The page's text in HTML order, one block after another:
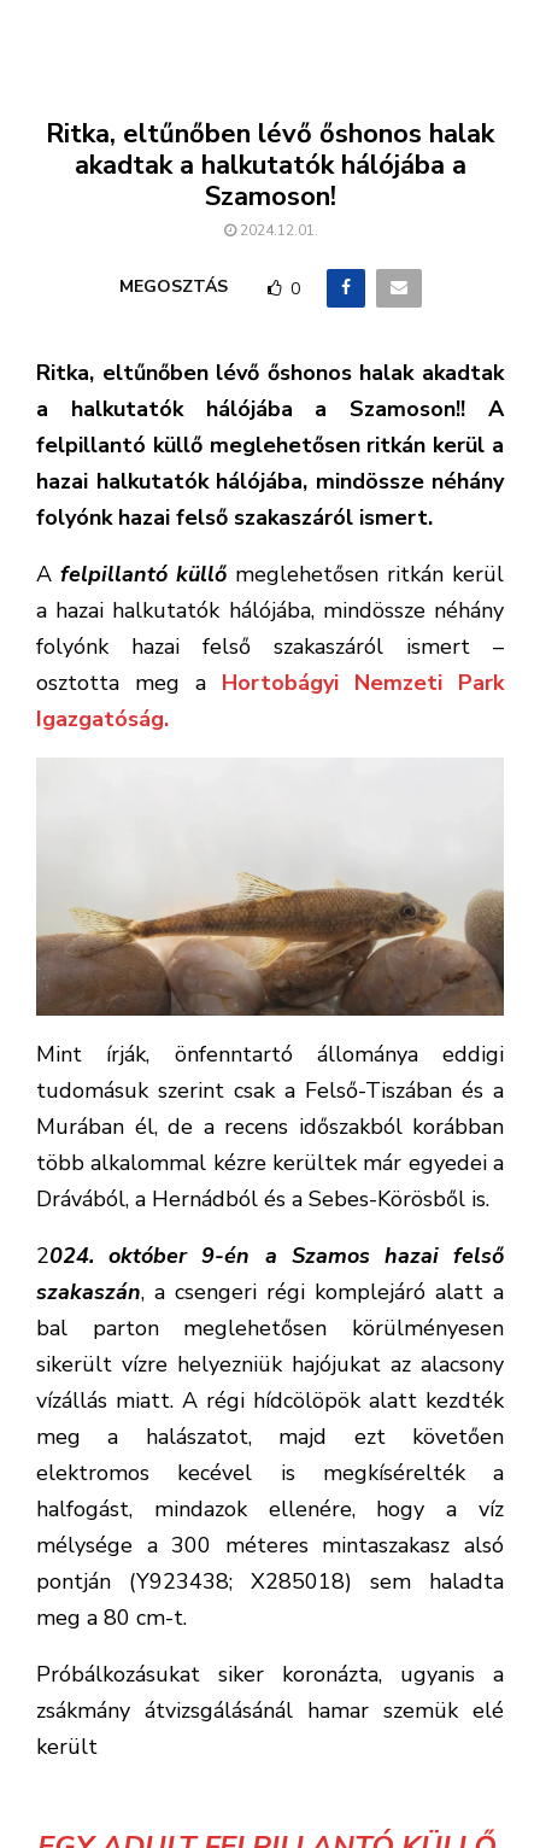
Ritka, eltűnőben lévő őshonos halak
akadtak a halkutatók hálójába a
Szamoson!
2024.12.01.
MEGOSZTÁS 0
Ritka, eltűnőben lévő őshonos halak akadtak
a halkutatók hálójába a Szamoson!! A
felpillantó küllő meglehetősen ritkán kerül a
hazai halkutatók hálójába, mindössze néhány
folyónk hazai felső szakaszáról ismert.
A felpillantó küllő meglehetősen ritkán kerül
a hazai halkutatók hálójába, mindössze néhány
folyónk hazai felső szakaszáról ismert –
osztotta meg a Hortobágyi Nemzeti Park
Igazgatóság.
Mint írják, önfenntartó állománya eddigi
tudomásuk szerint csak a Felső-Tiszában és a
Murában él, de a recens időszakból korábban
több alkalommal kézre kerültek már egyedei a
Drávából, a Hernádból és a Sebes-Körösből is.
2024. október 9-én a Szamos hazai felső
szakaszán, a csengeri régi komplejáró alatt a
bal parton meglehetősen körülményesen
sikerült vízre helyezniük hajójukat az alacsony
vízállás miatt. A régi hídcölöpök alatt kezdték
meg a halászatot, majd ezt követően
elektromos kecével is megkísérelték a
halfogást, mindazok ellenére, hogy a víz
mélysége a 300 méteres mintaszakasz alsó
pontján (Y923438; X285018) sem haladta
meg a 80 cm-t.
Próbálkozásukat siker koronázta, ugyanis a
zsákmány átvizsgálásánál hamar szemük elé
került